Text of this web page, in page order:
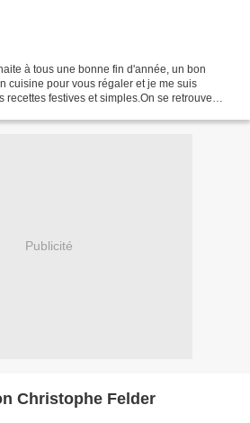
à tous une bonne fin d'année, un bon
cuisine pour vous régaler et je me suis
festives et simples.On se retrouve
Publicité
Flan pâtissier selon Christophe Felder